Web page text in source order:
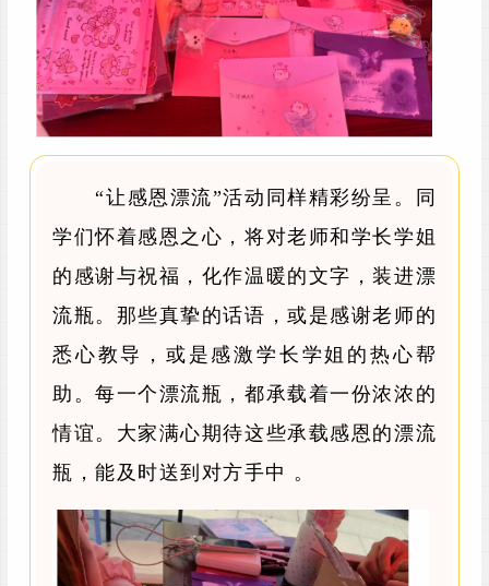
“让感恩漂流”活动同样精彩纷呈。同
学们怀着感恩之心，将对老师和学长学姐
的感谢与祝福，化作温暖的文字，装进漂
流瓶。那些真挚的话语，或是感谢老师的
悉心教导，或是感激学长学姐的热心帮
助。每一个漂流瓶，都承载着一份浓浓的
情谊。大家满心期待这些承载感恩的漂流
瓶，能及时送到对方手中 。